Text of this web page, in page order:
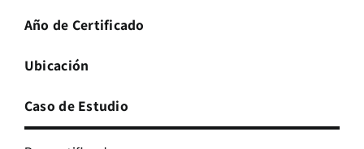
Año de Certificado
Ubicación
Caso de Estudio